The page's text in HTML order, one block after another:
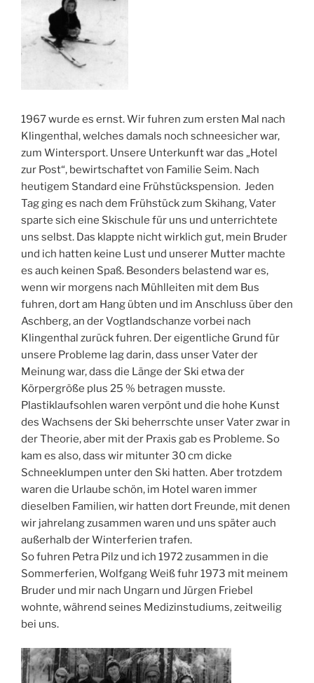
1967 wurde es ernst. Wir fuhren zum ersten Mal nach
Klingenthal, welches damals noch schneesicher war,
zum Wintersport. Unsere Unterkunft war das „Hotel
zur Post“, bewirtschaftet von Familie Seim. Nach
heutigem Standard eine Frühstückspension. Jeden
Tag ging es nach dem Frühstück zum Skihang, Vater
sparte sich eine Skischule für uns und unterrichtete
uns selbst. Das klappte nicht wirklich gut, mein Bruder
und ich hatten keine Lust und unserer Mutter machte
es auch keinen Spaß. Besonders belastend war es,
wenn wir morgens nach Mühlleiten mit dem Bus
fuhren, dort am Hang übten und im Anschluss über den
Aschberg, an der Vogtlandschanze vorbei nach
Klingenthal zurück fuhren. Der eigentliche Grund für
unsere Probleme lag darin, dass unser Vater der
Meinung war, dass die Länge der Ski etwa der
Körpergröße plus 25 % betragen musste.
Plastiklaufsohlen waren verpönt und die hohe Kunst
des Wachsens der Ski beherrschte unser Vater zwar in
der Theorie, aber mit der Praxis gab es Probleme. So
kam es also, dass wir mitunter 30 cm dicke
Schneeklumpen unter den Ski hatten. Aber trotzdem
waren die Urlaube schön, im Hotel waren immer
dieselben Familien, wir hatten dort Freunde, mit denen
wir jahrelang zusammen waren und uns später auch
außerhalb der Winterferien trafen.
So fuhren Petra Pilz und ich 1972 zusammen in die
Sommerferien, Wolfgang Weiß fuhr 1973 mit meinem
Bruder und mir nach Ungarn und Jürgen Friebel
wohnte, während seines Medizinstudiums, zeitweilig
bei uns.